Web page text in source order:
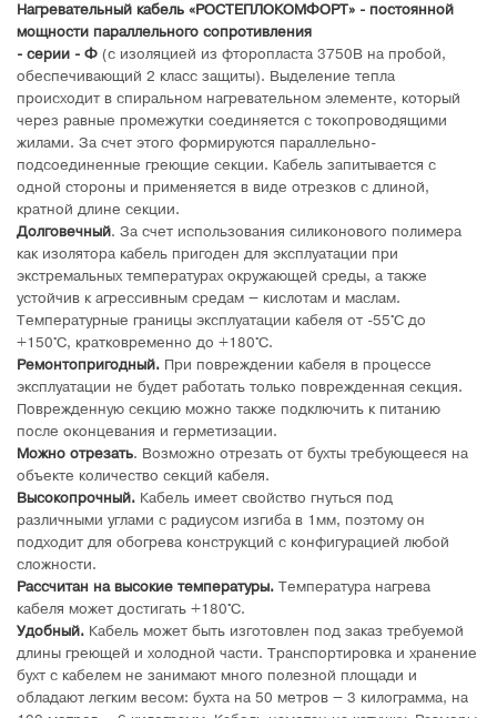
Нагревательный кабель «РОСТЕПЛОКОМФОРТ» - постоянной
мощности параллельного сопротивления
- серии - Ф (с изоляцией из фторопласта 3750В на пробой,
обеспечивающий 2 класс защиты). Выделение тепла
происходит в спиральном нагревательном элементе, который
через равные промежутки соединяется с токопроводящими
жилами. За счет этого формируются параллельно-
подсоединенные греющие секции. Кабель запитывается с
одной стороны и применяется в виде отрезков с длиной,
кратной длине секции.
Долговечный. За счет использования силиконового полимера
как изолятора кабель пригоден для эксплуатации при
экстремальных температурах окружающей среды, а также
устойчив к агрессивным средам – кислотам и маслам.
Температурные границы эксплуатации кабеля от -55°C до
+150°C, кратковременно до +180°C.
Ремонтопригодный. При повреждении кабеля в процессе
эксплуатации не будет работать только поврежденная секция.
Поврежденную секцию можно также подключить к питанию
после оконцевания и герметизации.
Можно отрезать. Возможно отрезать от бухты требующееся на
объекте количество секций кабеля.
Высокопрочный. Кабель имеет свойство гнуться под
различными углами с радиусом изгиба в 1мм, поэтому он
подходит для обогрева конструкций с конфигурацией любой
сложности.
Рассчитан на высокие температуры. Температура нагрева
кабеля может достигать +180°C.
Удобный. Кабель может быть изготовлен под заказ требуемой
длины греющей и холодной части. Транспортировка и хранение
бухт с кабелем не занимают много полезной площади и
обладают легким весом: бухта на 50 метров – 3 килограмма, на